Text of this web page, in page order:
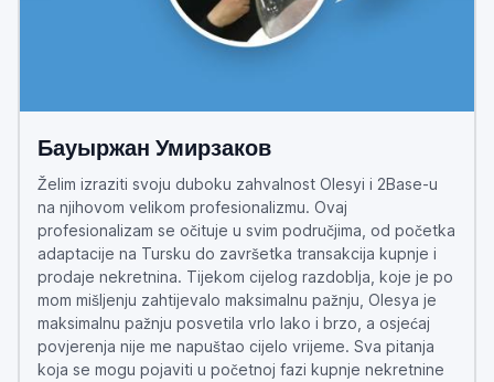
Бауыржан Умирзаков
Želim izraziti svoju duboku zahvalnost Olesyi i 2Base-u
na njihovom velikom profesionalizmu. Ovaj
profesionalizam se očituje u svim područjima, od početka
adaptacije na Tursku do završetka transakcija kupnje i
prodaje nekretnina. Tijekom cijelog razdoblja, koje je po
mom mišljenju zahtijevalo maksimalnu pažnju, Olesya je
maksimalnu pažnju posvetila vrlo lako i brzo, a osjećaj
povjerenja nije me napuštao cijelo vrijeme. Sva pitanja
koja se mogu pojaviti u početnoj fazi kupnje nekretnine